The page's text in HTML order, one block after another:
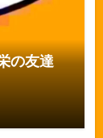
の友達